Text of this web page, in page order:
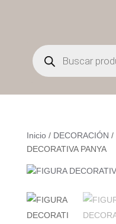
Búsqueda
de
productos
Inicio/ DECORACIÓN /
DECORATIVA PANYA